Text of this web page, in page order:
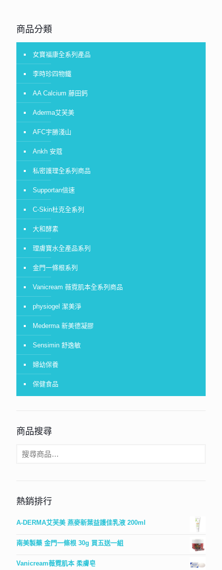
商品分類
女寶福康全系列產品
李時珍四物鐵
AA Calcium 藤田鈣
Aderma艾芙美
AFC宇勝淺山
Ankh 安蔻
私密護理全系列商品
Supportan倍速
C-Skin杜克全系列
大和酵素
理膚寶水全產品系列
金門一條根系列
Vanicream 薇霓肌本全系列商品
physiogel 潔美淨
Mederma 新美德凝膠
Sensimin 舒逸敏
婦幼保養
保健食品
商品搜尋
熱銷排行
A-DERMA艾芙美 燕麥新葉益護佳乳液 200ml
南美製藥 金門一條根 30g 買五送一組
Vanicream薇霓肌本 柔膚皂